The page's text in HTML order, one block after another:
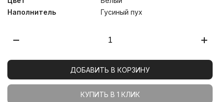
Наполнитель
Гусиный пух
ДОБАВИТЬ В КОРЗИНУ
КУПИТЬ В 1 КЛИК